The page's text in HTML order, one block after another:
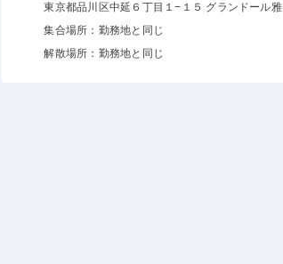
東京都品川区中延６丁目１−１５ グランドール雅
集合場所：勤務地と同じ
解散場所：勤務地と同じ